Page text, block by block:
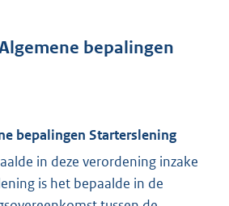
bepalingen
bepalingen Starterslening
in deze verordening inzake
is het bepaalde in de